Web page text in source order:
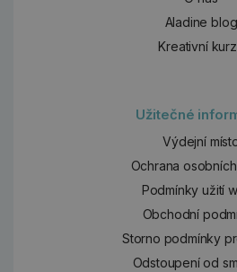
Aladine blog
Kreativní
Užitečné
Výdejní
Ochrana
Podmínky užití
Obchodní
Storno podmínky
Odstoupení od